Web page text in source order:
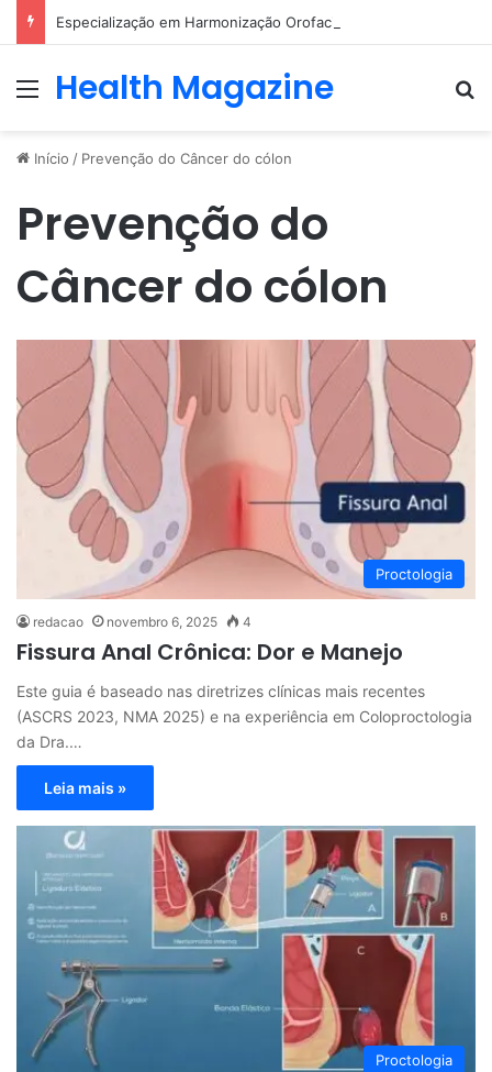
Menu
Health Magazine
Início / Prevenção do Câncer do cólon
Prevenção do
Câncer do cólon
Proctologia
redacao novembro 6, 2025 4
Fissura Anal Crônica: Dor e Manejo
Este guia é baseado nas diretrizes clínicas mais recentes
(ASCRS 2023, NMA 2025) e na experiência em Coloproctologia
da Dra.…
Leia mais »
Proctologia